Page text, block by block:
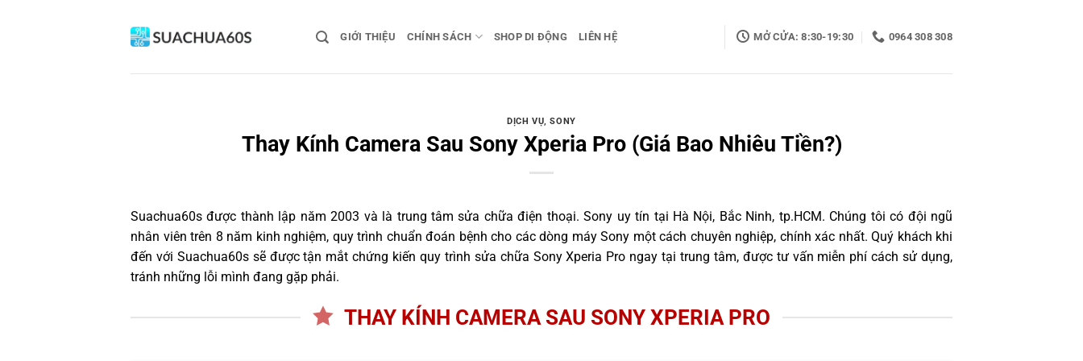
GIỚI THIỆU CHÍNH SÁCH SHOP DI ĐỘNG LIÊN HỆ MỞ CỬA: 8:30-19:30 0964 308 308
DỊCH VỤ,SONY
Thay Kính Camera Sau Sony Xperia Pro (Giá Bao Nhiêu Tiền?)
Suachua60s được thành lập năm 2003 và là trung tâm sửa chữa điện thoại. Sony uy tín tại Hà Nội, Bắc Ninh, tp.HCM. Chúng tôi có đội ngũ
nhân viên trên 8 năm kinh nghiệm, quy trình chuẩn đoán bệnh cho các dòng máy Sony một cách chuyên nghiệp, chính xác nhất. Quý khách khi
đến với Suachua60s sẽ được tận mắt chứng kiến quy trình sửa chữa Sony Xperia Pro ngay tại trung tâm, được tư vấn miễn phí cách sử dụng,
tránh những lỗi mình đang gặp phải.
THAY KÍNH CAMERA SAU SONY XPERIA PRO